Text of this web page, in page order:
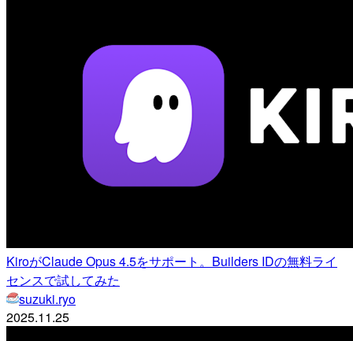
KiroがClaude Opus 4.5をサポート。Builders IDの無料ライ
センスで試してみた
suzuki.ryo
2025.11.25